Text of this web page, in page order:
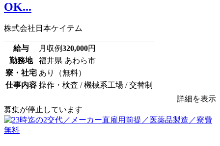
OK...
株式会社日本ケイテム
給与 月収例320,000円
勤務地
福井県 あわら市
寮・社宅 あり（無料）
仕事内容 操作・検査 / 機械系工場 / 交替制
詳細を表示
募集が停止しています